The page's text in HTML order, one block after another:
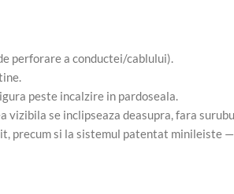
perforare a conductei/cablului).
peste incalzire in pardoseala.
vizibila se inclipseaza deasupra, fara
precum si la sistemul patentat minileiste —